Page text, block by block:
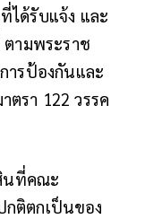
ด้รับแจ้ง และ
ามพระราช
รป้องกันและ
ตรา 122 วรรค
นที่คณะ
กติตกเป็นของ